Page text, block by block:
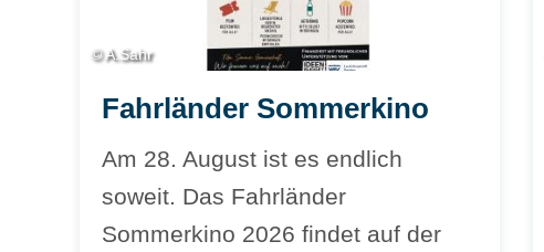
© A.Sahr
Fahrländer Sommerkino
Am 28. August ist es endlich
soweit. Das Fahrländer
Sommerkino 2026 findet auf der